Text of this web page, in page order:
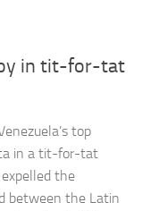
in tit-for-tat
top
in a tit-for-tat
the
between the Latin